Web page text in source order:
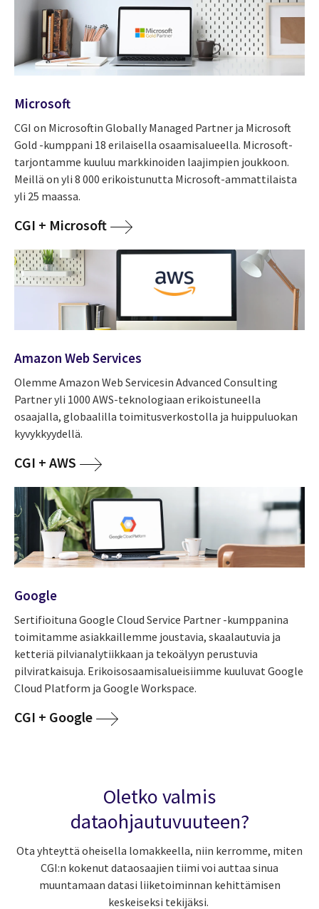
Microsoft
CGI on Microsoftin Globally Managed Partner ja Microsoft
Gold -kumppani 18 erilaisella osaamisalueella. Microsoft-
tarjontamme kuuluu markkinoiden laajimpien joukkoon.
Meillä on yli 8 000 erikoistunutta Microsoft-ammattilaista
yli 25 maassa.
CGI + Microsoft
Amazon Web Services
Olemme Amazon Web Servicesin Advanced Consulting
Partner yli 1000 AWS-teknologiaan erikoistuneella
osaajalla, globaalilla toimitusverkostolla ja huippuluokan
kyvykkyydellä.
CGI + AWS
Google
Sertifioituna Google Cloud Service Partner -kumppanina
toimitamme asiakkaillemme joustavia, skaalautuvia ja
ketteriä pilvianalytiikkaan ja tekoälyyn perustuvia
pilviratkaisuja. Erikoisosaamisalueisiimme kuuluvat Google
Cloud Platform ja Google Workspace.
CGI + Google
Oletko valmis
dataohjautuvuuteen?
Ota yhteyttä oheisella lomakkeella, niin kerromme, miten
CGI:n kokenut dataosaajien tiimi voi auttaa sinua
muuntamaan datasi liiketoiminnan kehittämisen
keskeiseksi tekijäksi.